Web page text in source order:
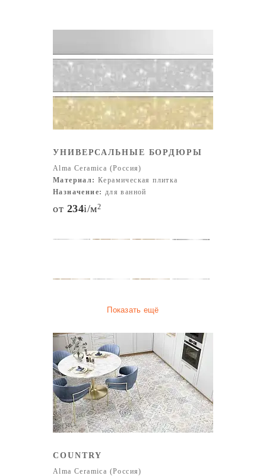
УНИВЕРСАЛЬНЫЕ БОРДЮРЫ
Alma Ceramica (Россия)
Материал: Керамическая плитка
Назначение: для ванной
от 234i/м2
Показать ещё
COUNTRY
Alma Ceramica (Россия)